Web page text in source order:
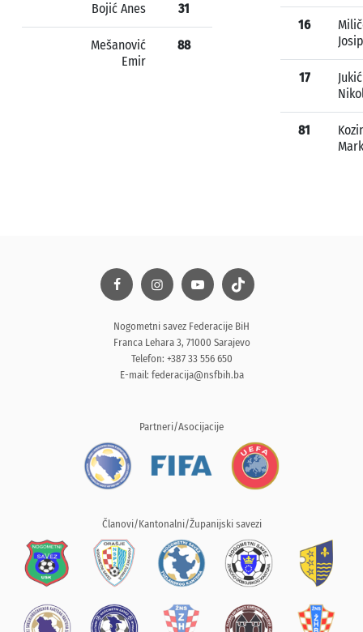
Bojić Anes 31
Mešanović
Emir
88
16
Josip
17
Jukić
81
Nogometni savez Federacije BiH
Franca Lehara 3, 71000 Sarajevo
Telefon: +387 33 556 650
E-mail: federacija@nsfbih.ba
Partneri/Asocijacije
Članovi/Kantonalni/Županijski savezi